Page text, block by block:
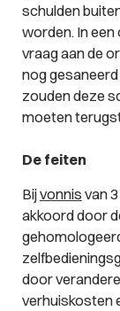
schulden
worden. In
vraag aan de
nog
zouden deze
moeten
De feiten
Bijvonnis van
akkoord door
door
verhuiskosten